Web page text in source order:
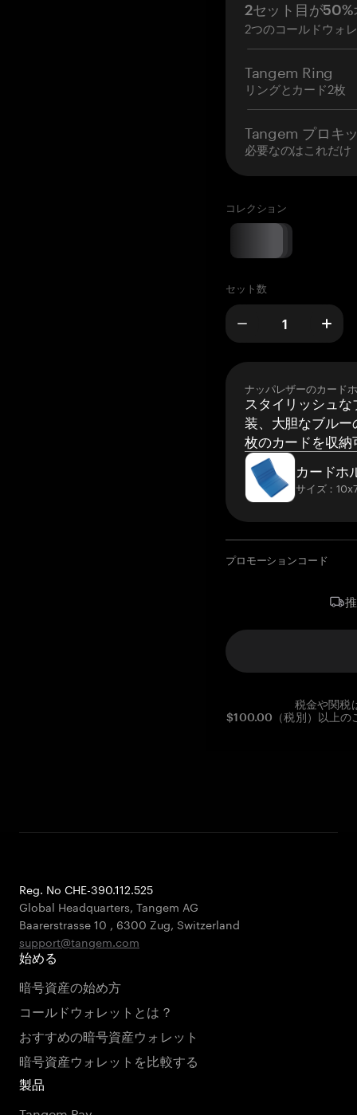
2セット目が50%
2つのコールドウォ
Tangem Ring
リングとカード2枚
Tangem プロキ
必要なのはこれだけ
コレクション
セット数
ナッパレザーのカード
スタイリッシュ
装、大胆なブルー
枚のカードを収納
カードホ
サイズ：
プロモーションコード
税金や関税
$100.00（税別）以上の
Reg. No CHE-390.112.525
Global Headquarters, Tangem AG
Baarerstrasse 10 , 6300 Zug, Switzerland
support@tangem.com
始める
暗号資産の始め方
コールドウォレットとは？
おすすめの暗号資産ウォレット
暗号資産ウォレットを比較する
製品